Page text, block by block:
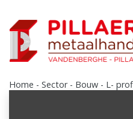
Home - Sector- Bouw - L-